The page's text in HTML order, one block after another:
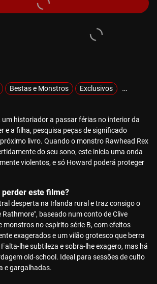
Bestas e Monstros Exclusivos Gore
um historiador a passar férias no interior da
e a filha, pesquisa peças de significado
livro. Quando o monstro Rawhead Rex
do seu sono, este inicia uma onda
violentos, e só Howard poderá proteger
perder este filme?
desperta na Irlanda rural e traz consigo o
baseado num conto de Clive
monstros no espírito série B, com efeitos
exagerados e um vilão grotesco que berra
lhe subtileza e sobra-lhe exagero, mas há
old-school. Ideal para sessões de culto
e gargalhadas.